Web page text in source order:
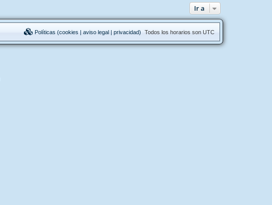
Ir a
Todos los horarios son UTC
Políticas (cookies | aviso legal | privacidad)